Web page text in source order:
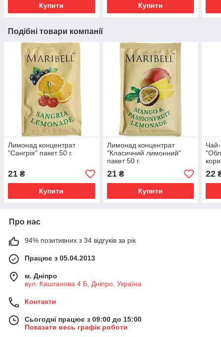
Купити Купити
Подібні товари компанії
Лимонад концентрат
"Сангрія" пакет 50 г.
21 ₴
Купити
Лимонад концентрат
"Класичний лимонний"
пакет 50 г.
21₴
Купити
22
Про нас
94% позитивних з 34 відгуків за рік
Працює з 05.04.2013
м. Дніпро
вул. Каштанова 4 Б, Дніпро, Україна
Контакти
Сьогодні працює з 09:00 до 15:00
Показати весь графік роботи